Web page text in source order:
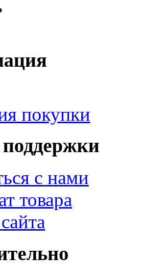
покупки
с нами
товара